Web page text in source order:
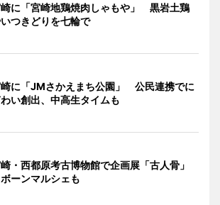
に「宮崎地鶏焼肉しゃもや」 黒岩土鶏
つきどりを七輪で
に「JMさかえまち公園」 公民連携でに
わい創出、中高生タイムも
・西都原考古博物館で企画展「古人骨」
ーンマルシェも